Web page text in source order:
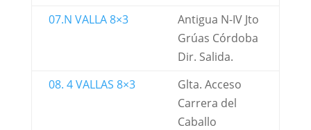
07.N VALLA 8×3
Antigua N-IV Jto
Grúas Córdoba
Dir. Salida.
08. 4 VALLAS 8×3
Glta. Acceso
Carrera del
Caballo